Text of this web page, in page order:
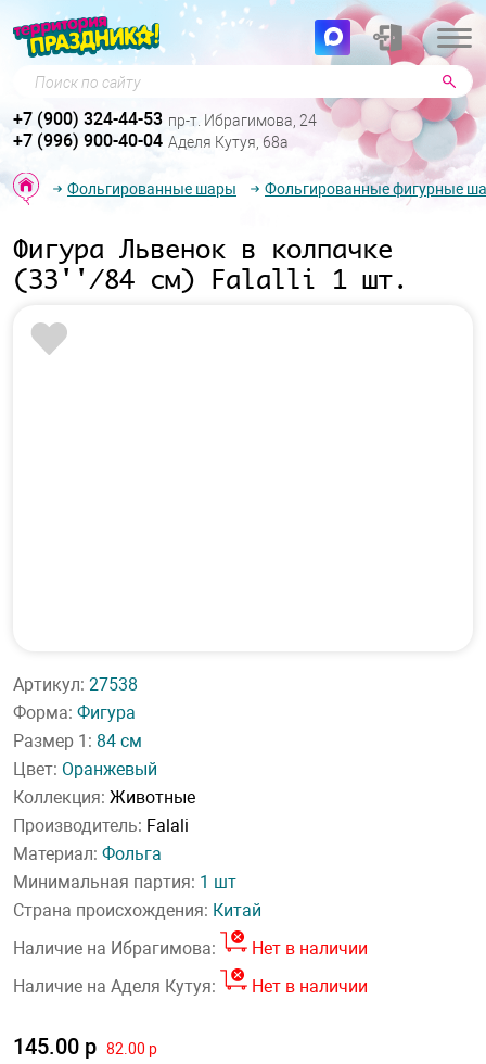
Поиск по сайту
+7 (900) 324-44-53 пр-т. Ибрагимова, 24
+7 (996) 900-40-04 Аделя Кутуя, 68а
Фольгированные шары Фольгированные фигурные
Фигура Львенок в колпачке
(33''/84 см) Falalli 1 шт.
Артикул: 27538
Форма: Фигура
Размер 1: 84 см
Цвет: Оранжевый
Коллекция: Животные
Производитель: Falali
Материал: Фольга
Минимальная партия: 1 шт
Страна происхождения: Китай
Наличие на Ибрагимова:
Нет в наличии
Наличие на Аделя Кутуя:
Нет в наличии
145.00 р 82.00 р